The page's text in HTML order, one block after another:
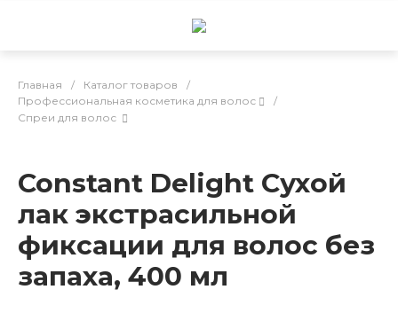
Главная / Каталог товаров
/
Профессиональная косметика для волос
/
Спреи для волос
Constant Delight Сухой
лак экстрасильной
фиксации для волос без
запаха, 400 мл